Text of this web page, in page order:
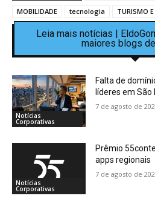
MOBILIDADE
tecnologia TURISMO E
Leia mais notícias |
maiores blogs
Notícias
Corporativas
Falta de
líderes em São
7 de agosto de
Notícias
Corporativas
Prêmio
apps regionais
7 de agosto de